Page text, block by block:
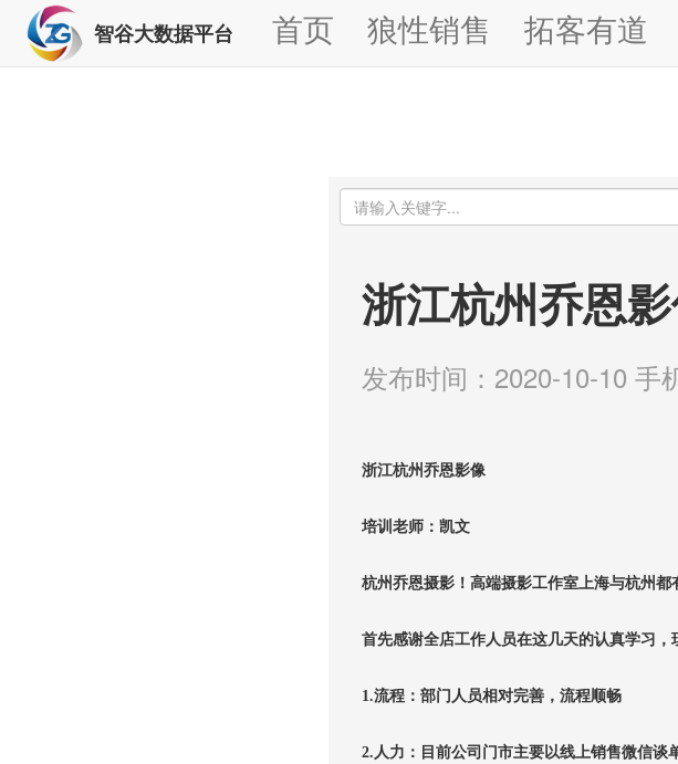
智谷大数据平台 首页 狼性销售 拓客有道
浙江杭州乔恩
发布时间：2020-10-10 手
浙江杭州乔恩影像
培训老师：凯文
杭州乔恩摄影！高端摄影工作室上海与杭州都
首先感谢全店工作人员在这几天的认真学习，
1.流程：部门人员相对完善，流程顺畅
2. 人力：目前公司门市主要以线上销售微信谈